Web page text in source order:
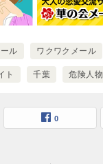
ール ワクワクメール
ト 千葉 危険人物
0